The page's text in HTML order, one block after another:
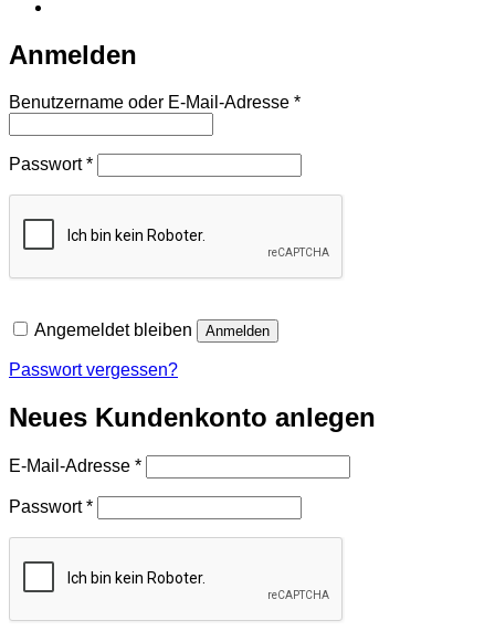
Anmelden
Benutzername oder E-Mail-Adresse *Erforderlich
Passwort*Erforderlich
Angemeldet bleiben Anmelden
Passwort vergessen?
Neues Kundenkonto anlegen
E-Mail-Adresse *Erforderlich
Passwort*Erforderlich